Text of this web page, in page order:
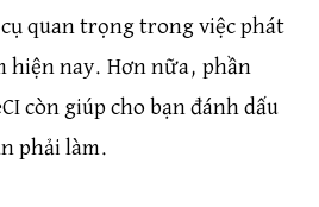
quan trọng trong việc phát
hiện nay. Hơn nữa, phần
còn giúp cho bạn đánh dấu
phải làm.